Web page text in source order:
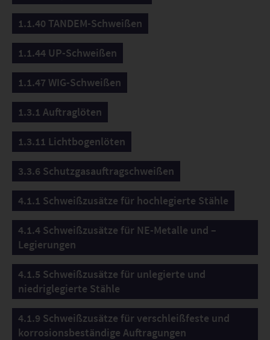
Farbcodierung zeigt dabei den jeweiligen Status an.
Viele Funktionen für ein perfektes Schweißergebnis
Präzise Einstell- und Anpassungsmöglichkeiten an
spezifische Schweißaufgaben führen zu einem
perfekten Schweißergebnis. Der JOB-Finder hilft bei
der richtigen Auswahl des Schweiß-JOBs und
ermöglicht die schnelle Einstellung der Parameter
über eine definierte Auswahlliste. Die
Individualisierung der Bedienung ist mithilfe der der
Hotkey-Funktion möglich. Durch die Doppelbelegung
der Schnellwahltasten lassen sich so einzelne
Funktionen hinterlegen. Die Bedienung erfolgt über
Drucktasten. Der integrierte Xbutton sichert die
Nutzung über zugeteilte Zugriffsrechte und erhöht
damit die Sicherheit im Prozess.
Im Ergebnis sorgt die Expert 3.0 mit der präzisen
Steuerung der Schweißparameter für einen
gleichmäßigen und qualitativ hochwertigen
Schweißprozess. Die Steuerung ist robust und somit
für den Einsatz unter anspruchsvollen Bedingungen
ausgelegt.
1.1.40 TANDEM-Schweißen
1.1.44 UP-Schweißen
1.1.47 WIG-Schweißen
1.3.1 Auftraglöten
1.3.11 Lichtbogenlöten
3.3.6 Schutzgasauftragschweißen
4.1.1 Schweißzusätze für hochlegierte Stähle
4.1.4 Schweißzusätze für NE-Metalle und –
Legierungen
4.1.5 Schweißzusätze für unlegierte und
niedriglegierte Stähle
4.1.9 Schweißzusätze für verschleißfeste und
korrosionsbeständige Auftragungen